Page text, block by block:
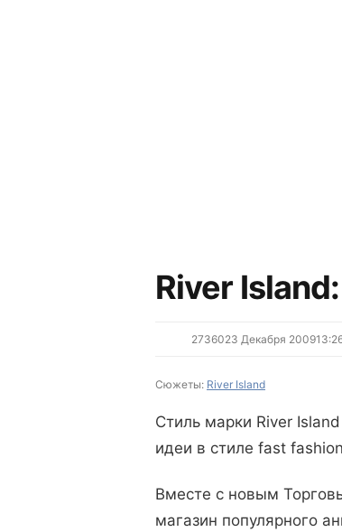
River
2736023 Декабря 2009
Сюжеты: River Island
Стиль марки River
идеи в стиле fast
Вместе с новым
магазин популярного